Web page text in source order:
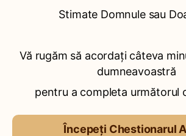
Stimate Domnule sau
Vă rugăm să acordați câteva
dumneavoastră
pentru a completa următorul
Începeți Chestionarul